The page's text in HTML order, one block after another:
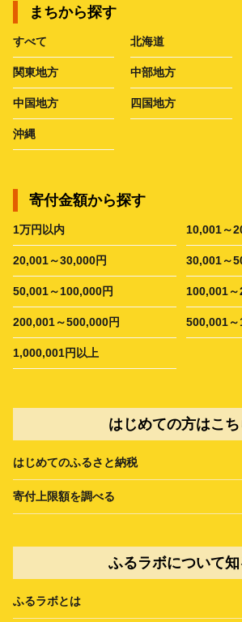
まちから探す
すべて 北海道
関東地方 中部地方
中国地方 四国地方
沖縄
寄付金額から探す
1万円以内 10,001～
20,001～30,000円 30,001～
50,001～100,000円 100,001
200,001～500,000円 500,001～
1,000,001円以上
はじめての方はこち
はじめてのふるさと納税
寄付上限額を調べる
ふるラボについて知
ふるラボとは